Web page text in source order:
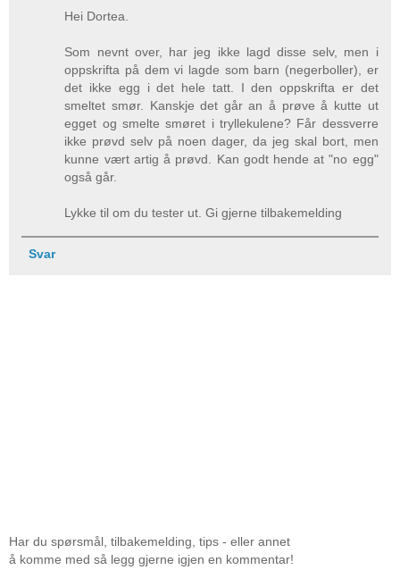
Hei Dortea.
Som nevnt over, har jeg ikke lagd disse selv, men i
oppskrifta på dem vi lagde som barn (negerboller), er
det ikke egg i det hele tatt. I den oppskrifta er det
smeltet smør. Kanskje det går an å prøve å kutte ut
egget og smelte smøret i tryllekulene? Får dessverre
ikke prøvd selv på noen dager, da jeg skal bort, men
kunne vært artig å prøvd. Kan godt hende at "no egg"
også går.
Lykke til om du tester ut. Gi gjerne tilbakemelding
Svar
Har du spørsmål, tilbakemelding, tips - eller annet
å komme med så legg gjerne igjen en kommentar!